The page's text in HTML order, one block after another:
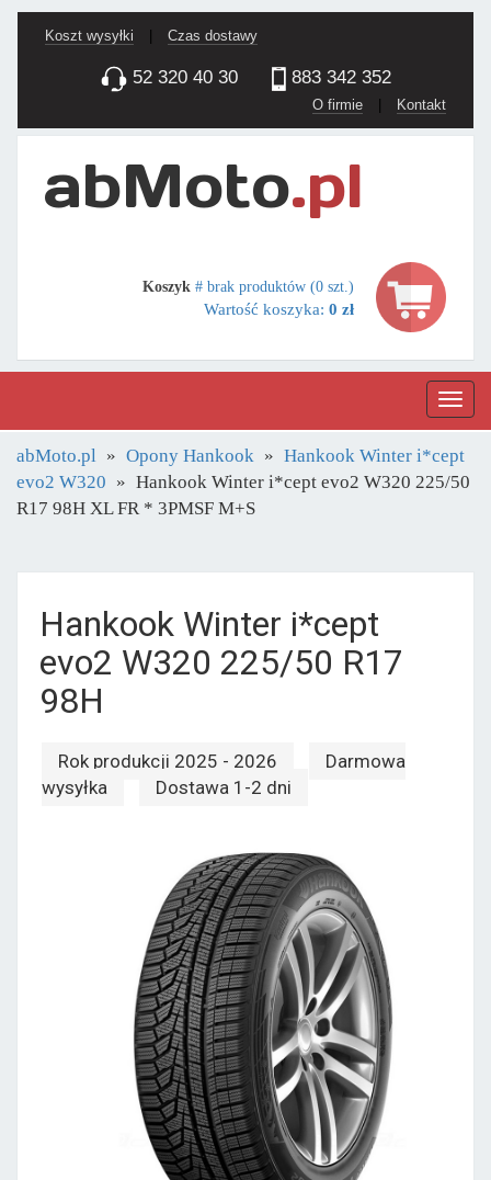
Koszt wysyłki Czas dostawy
52 320 40 30 883 342 352
O firmie | Kontakt
Koszyk # brak produktów (0 szt.)
Wartość koszyka: 0 zł
abMoto.pl Opony Hankook
Hankook Winter i*cept
evo2 W320
Hankook Winter i*cept evo2 W320 225/50
R17 98H XL FR * 3PMSF M+S
Hankook Winter i*cept
evo2 W320 225/50 R17
98H
Rok produkcji 2025 - 2026
Darmowa
wysyłka
Dostawa 1-2 dni